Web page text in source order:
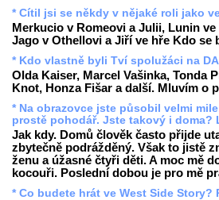
* Cítil jsi se někdy v nějaké roli jako
Merkucio v Romeovi a Julii, Lunin
Jago v Othellovi a Jiří ve hře Kdo se
* Kdo vlastně byli Tví spolužáci na
Olda Kaiser, Marcel Vašinka, Tonda
Knot, Honza Fišar a další. Mluvím o
* Na obrazovce jste působil velmi
prostě pohodář. Jste takový i doma?
Jak kdy. Domů člověk často přijde
zbytečně podrážděný. Však to jistě
ženu a úžasné čtyři děti. A moc mě
kocouři. Poslední dobou je pro mě
* Co budete hrát ve West Side Story?